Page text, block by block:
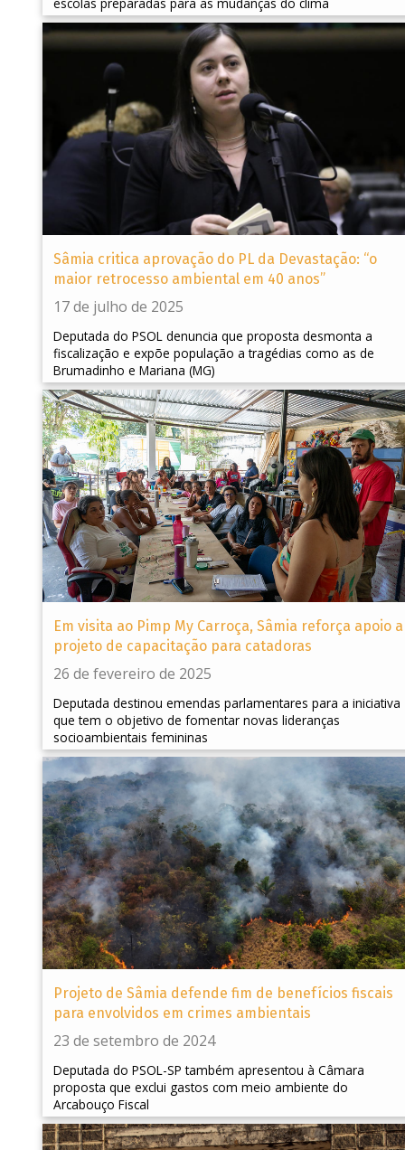
Sâmia critica aprovação do PL da Devastação: “o
maior retrocesso ambiental em 40 anos”
17 de julho de 2025
Deputada do PSOL denuncia que proposta desmonta a
fiscalização e expõe população a tragédias como as de
Brumadinho e Mariana (MG)
Em visita ao Pimp My Carroça, Sâmia reforça apoio a
projeto de capacitação para catadoras
26 de fevereiro de 2025
Deputada destinou emendas parlamentares para a iniciativa
que tem o objetivo de fomentar novas lideranças
socioambientais femininas
Projeto de Sâmia defende fim de benefícios fiscais
para envolvidos em crimes ambientais
23 de setembro de 2024
Deputada do PSOL-SP também apresentou à Câmara
proposta que exclui gastos com meio ambiente do
Arcabouço Fiscal